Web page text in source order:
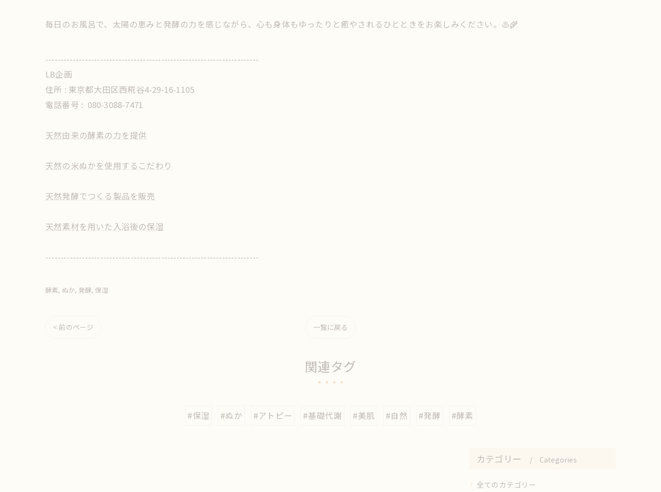
毎日のお風呂で、太陽の恵みと発酵の力を感じながら、心も身体もゆったりと癒やされるひとときをお楽しみください。♨️🌾
----------------------------------------------------------------------
LB企画
住所 : 東京都大田区西糀谷4-29-16-1105
電話番号 : 080-3088-7471
天然由来の酵素の力を提供
天然の米ぬかを使用するこだわり
天然発酵でつくる製品を販売
天然素材を用いた入浴後の保湿
----------------------------------------------------------------------
酵素 ぬか 発酵 保湿
< 前のページ 一覧に戻る
関連タグ
#保湿 #ぬか #アトピー #基礎代謝 #美肌 #自然 #発酵 #酵素
カテゴリー Categories
全てのカテゴリー